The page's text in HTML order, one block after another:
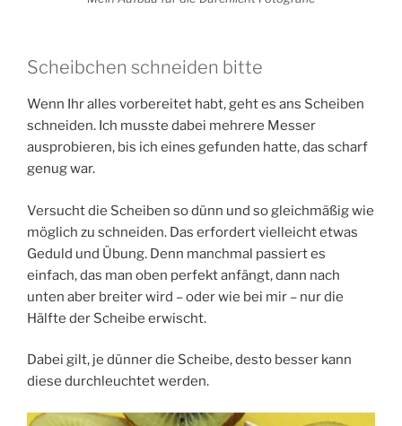
Scheibchen schneiden bitte
Wenn Ihr alles vorbereitet habt, geht es ans Scheiben
schneiden. Ich musste dabei mehrere Messer
ausprobieren, bis ich eines gefunden hatte, das scharf
genug war.
Versucht die Scheiben so dünn und so gleichmäßig wie
möglich zu schneiden. Das erfordert vielleicht etwas
Geduld und Übung. Denn manchmal passiert es
einfach, das man oben perfekt anfängt, dann nach
unten aber breiter wird – oder wie bei mir – nur die
Hälfte der Scheibe erwischt.
Dabei gilt, je dünner die Scheibe, desto besser kann
diese durchleuchtet werden.